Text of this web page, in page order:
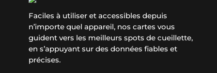
Faciles à utiliser et accessibles depuis
n’importe quel appareil, nos cartes vous
guident vers les meilleurs spots de cueillette,
en s’appuyant sur des données fiables et
précises.